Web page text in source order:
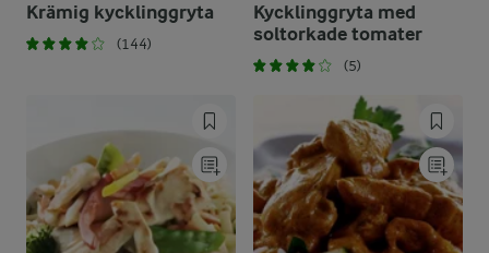
Krämig kycklinggryta
(144)
Kycklinggryta med
soltorkade tomater
(5)